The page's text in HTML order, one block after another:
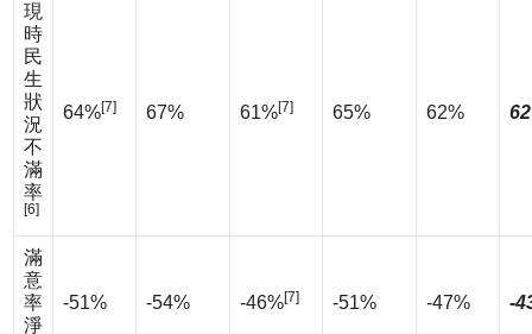
現
時
民
生
狀
況
不
滿
率
[6]
64%[7] 67% 61%[7] 65% 62%
滿
意
率
淨
-51% -54% -46%[7] -51% -47% -